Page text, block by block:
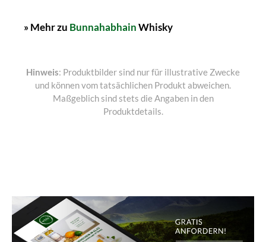
» Mehr zu BunnahabhainWhisky
Hinweis: Produktbilder sind nur für illustrative Zwecke
und können vom tatsächlichen Produkt abweichen.
Maßgeblich sind stets die Angaben in den
Produktdetails.